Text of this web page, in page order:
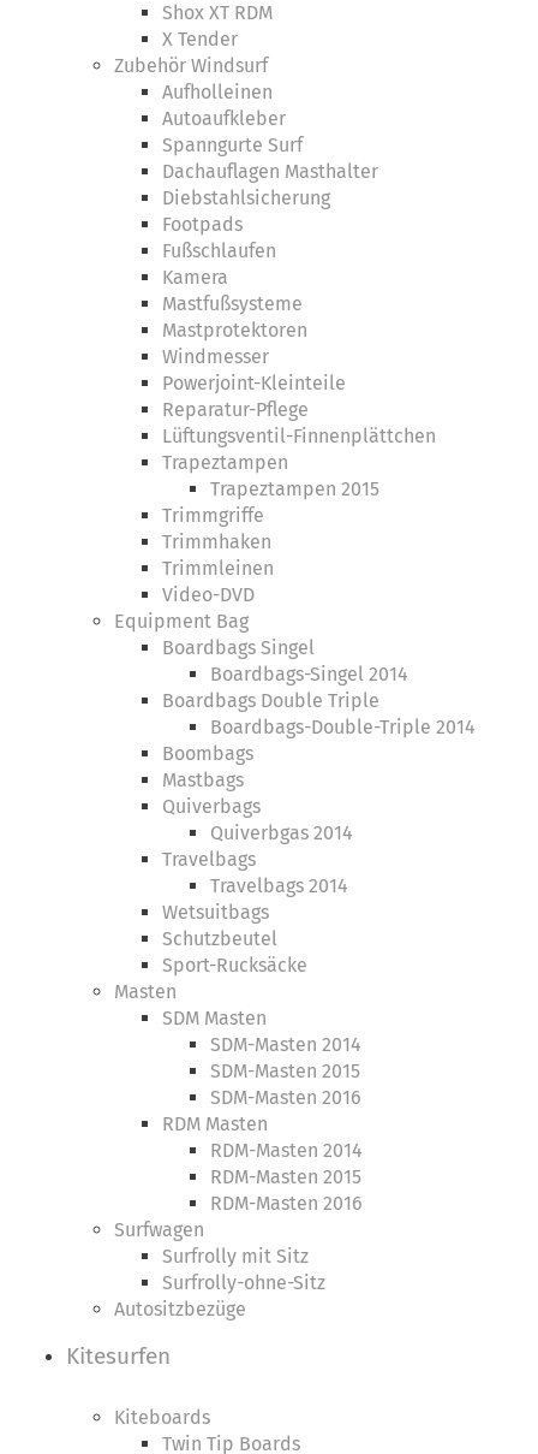
Shox XT RDM
X Tender
Zubehör Windsurf
Aufholleinen
Autoaufkleber
Spanngurte Surf
Dachauflagen Masthalter
Diebstahlsicherung
Footpads
Fußschlaufen
Kamera
Mastfußsysteme
Mastprotektoren
Windmesser
Powerjoint-Kleinteile
Reparatur-Pflege
Lüftungsventil-Finnenplättchen
Trapeztampen
Trapeztampen 2015
Trimmgriffe
Trimmhaken
Trimmleinen
Video-DVD
Equipment Bag
Boardbags Singel
Boardbags-Singel 2014
Boardbags Double Triple
Boardbags-Double-Triple 2014
Boombags
Mastbags
Quiverbags
Quiverbgas 2014
Travelbags
Travelbags 2014
Wetsuitbags
Schutzbeutel
Sport-Rucksäcke
Masten
SDM Masten
SDM-Masten 2014
SDM-Masten 2015
SDM-Masten 2016
RDM Masten
RDM-Masten 2014
RDM-Masten 2015
RDM-Masten 2016
Surfwagen
Surfrolly mit Sitz
Surfrolly-ohne-Sitz
Autositzbezüge
Kitesurfen
Kiteboards
Twin Tip Boards